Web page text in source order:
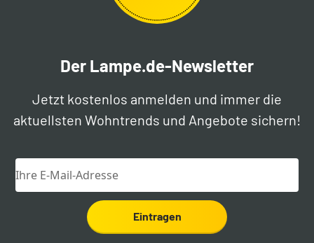
Der Lampe.de-Newsletter
Jetzt kostenlos anmelden und immer die
aktuellsten Wohntrends und Angebote sichern!
Eintragen